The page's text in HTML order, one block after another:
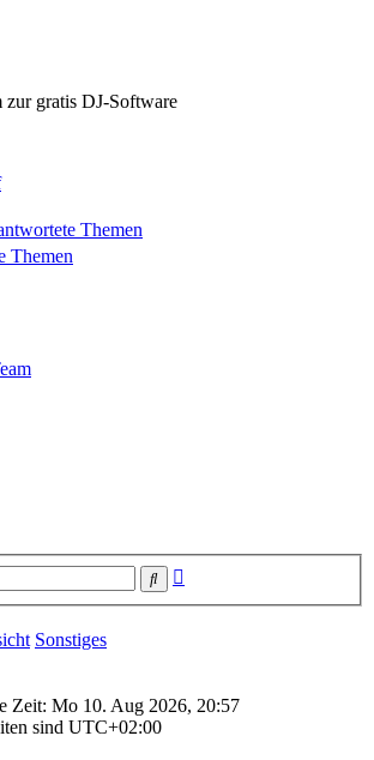
gratis DJ-Software
Themen
Themen
Suche
Sonstiges
Zeit: Mo 10. Aug 2026, 20:57
sind UTC+02:00